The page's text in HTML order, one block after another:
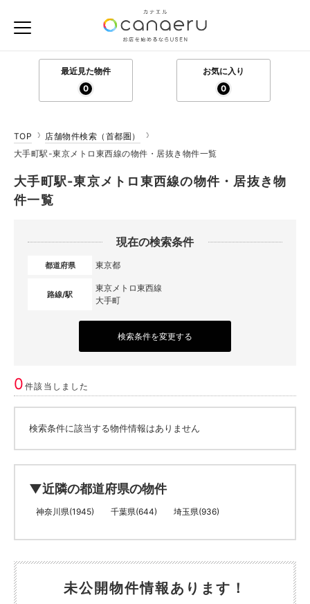
最近見た物件
0
お気に入り
0
TOP
店舗物件検索（首都圏）
大手町駅-東京メトロ東西線の物件・居抜き物件一覧
大手町駅-東京メトロ東西線の物件・居抜き物
件一覧
現在の検索条件
都道府県 東京都
路線/駅
東京メトロ東西線
大手町
検索条件を変更する
0件該当しました
検索条件に該当する物件情報はありません
▼近隣の都道府県の物件
神奈川県(1945) 千葉県(644) 埼玉県(936)
未公開物件情報あります！